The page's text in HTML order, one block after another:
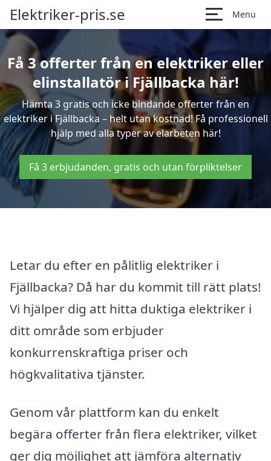
Elektriker-pris.se Menu
Få 3 offerter från en elektriker eller
elinstallatör i Fjällbacka här!
Hämta 3 gratis och icke bindande offerter från en
elektriker i Fjällbacka – helt utan kostnad! Få professionell
hjälp med alla typer av elarbeten här!
Få 3 erbjudanden, gratis och utan förpliktelser
Letar du efter en pålitlig elektriker i
Fjällbacka? Då har du kommit till rätt plats!
Vi hjälper dig att hitta duktiga elektriker i
ditt område som erbjuder
konkurrenskraftiga priser och
högkvalitativa tjänster.
Genom vår plattform kan du enkelt
begära offerter från flera elektriker, vilket
ger dig möjlighet att jämföra alternativ